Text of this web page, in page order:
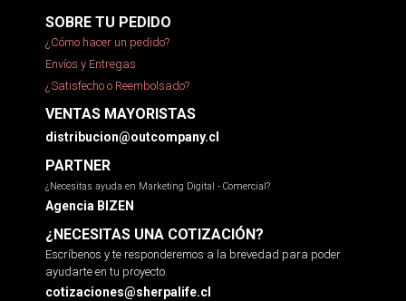
SOBRE TU PEDIDO
¿Cómo hacer un pedido?
Envíos y Entregas
¿Satisfecho o Reembolsado?
VENTAS MAYORISTAS
distribucion@outcompany.cl
PARTNER
¿Necesitas ayuda en Marketing Digital - Comercial?
Agencia BIZEN
¿NECESITAS UNA COTIZACIÓN?
Escríbenos y te responderemos a la brevedad para poder
ayudarte en tu proyecto.
cotizaciones@sherpalife.cl